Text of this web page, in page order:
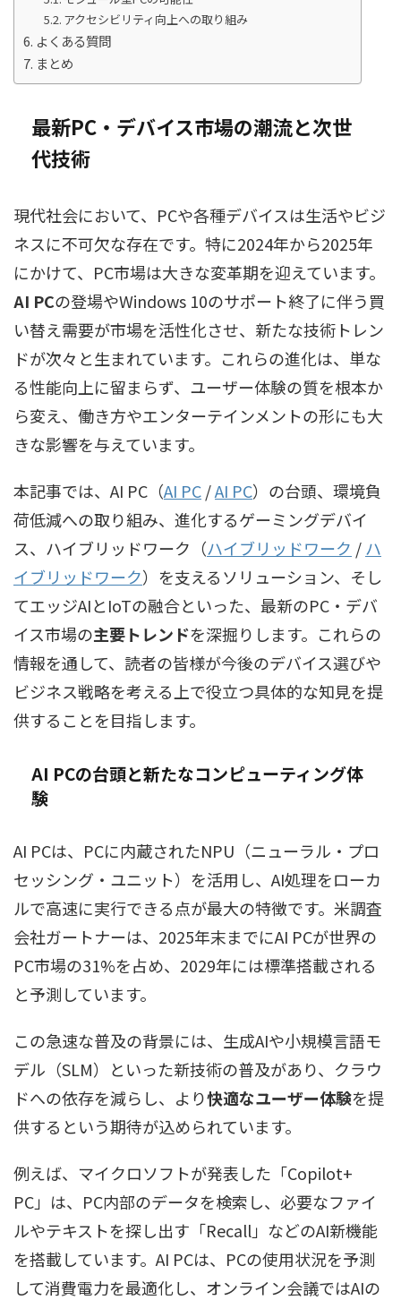
アクセシビリティ向上への取り組み
よくある質問
まとめ
最新PC・デバイス市場の潮流と次世
代技術
現代社会において、PCや各種デバイスは生活やビジ
ネスに不可欠な存在です。特に2024年から2025年
にかけて、PC市場は大きな変革期を迎えています。
AI PCの登場やWindows 10のサポート終了に伴う買
い替え需要が市場を活性化させ、新たな技術トレン
ドが次々と生まれています。これらの進化は、単な
る性能向上に留まらず、ユーザー体験の質を根本か
ら変え、働き方やエンターテインメントの形にも大
きな影響を与えています。
本記事では、 AI PC（AI PC/AI PC） の台頭、環境負
荷低減への取り組み、進化するゲーミングデバイ
ス、 ハイブリッドワーク（ハイブリッドワーク /ハ
イブリッドワーク） を支えるソリューション、そし
てエッジAIとIoTの融合といった、最新のPC・デバ
イス市場の主要トレンドを深掘りします。これらの
情報を通して、読者の皆様が今後のデバイス選びや
ビジネス戦略を考える上で役立つ具体的な知見を提
供することを目指します。
AI PCの台頭と新たなコンピューティング体
験
AI PCは、PCに内蔵されたNPU（ニューラル・プロ
セッシング・ユニット）を活用し、AI処理をローカ
ルで高速に実行できる点が最大の特徴です。米調査
会社ガートナーは、2025年末までにAI PCが世界の
PC市場の31%を占め、2029年には標準搭載される
と予測しています。
この急速な普及の背景には、生成AIや小規模言語モ
デル（SLM）といった新技術の普及があり、クラウ
ドへの依存を減らし、より快適なユーザー体験を提
供するという期待が込められています。
例えば、マイクロソフトが発表した「Copilot+
PC」は、PC内部のデータを検索し、必要なファイ
ルやテキストを探し出す「Recall」などのAI新機能
を搭載しています。AI PCは、PCの使用状況を予測
して消費電力を最適化し、オンライン会議ではAIの